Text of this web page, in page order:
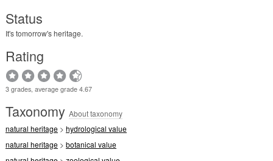
Status
It's tomorrow's heritage.
Rating
3 grades, average grade 4.67
Taxonomy About taxonomy
natural heritage> hydrological value
natural heritage> botanical value